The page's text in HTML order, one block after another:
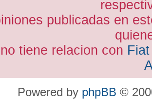
publicadas en
tiene relacion con
Powered by phpBB ©